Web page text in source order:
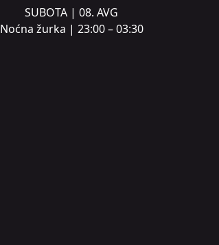
SUBOTA | 08. AVG
Noćna žurka | 23:00 – 03:30